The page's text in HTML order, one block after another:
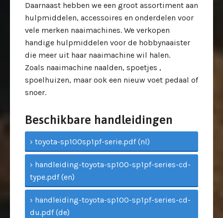
Daarnaast hebben we een groot assortiment aan
hulpmiddelen, accessoires en onderdelen voor
vele merken naaimachines. We verkopen
handige hulpmiddelen voor de hobbynaaister
die meer uit haar naaimachine wil halen.
Zoals naaimachine naalden, spoetjes ,
spoelhuizen, maar ook een nieuw voet pedaal of
snoer.
Beschikbare handleidingen
› toyota-sp100sp1pf-serie.pdf (nl)
› handleiding-toyota-sp100-sp1pf-series-cd-
type.pdf (en)
› handleiding-toyota-sp100-sp1pf-series-cd-
du.pdf (de)